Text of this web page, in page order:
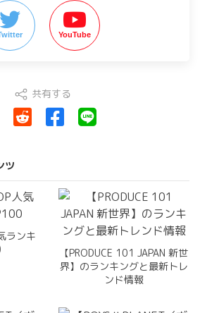
YouTube
共有する
ツ
ランキ
【PRODUCE 101 JAPAN 新世
界】のランキングと最新トレ
ンド情報